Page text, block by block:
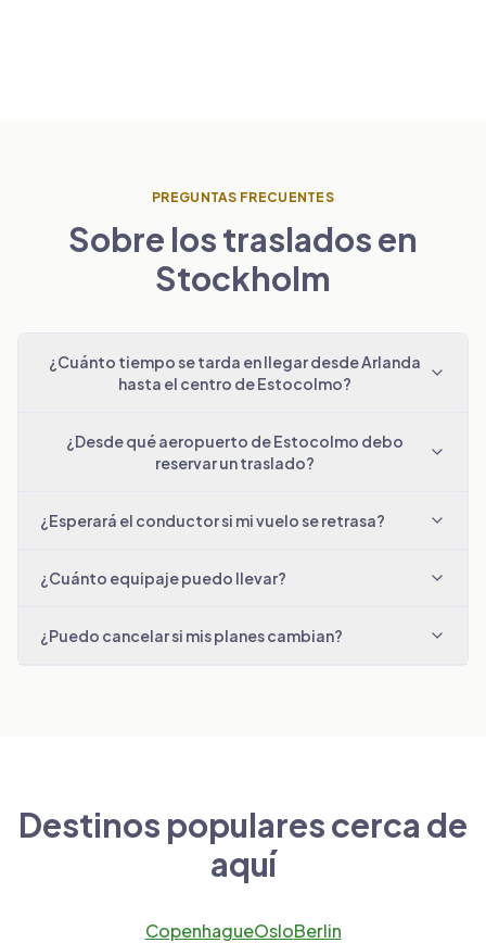
PREGUNTAS FRECUENTES
Sobre los traslados en
Stockholm
¿Cuánto tiempo se tarda en llegar desde Arlanda
hasta el centro de Estocolmo?
¿Desde qué aeropuerto de Estocolmo debo
reservar un traslado?
¿Esperará el conductor si mi vuelo se retrasa?
¿Cuánto equipaje puedo llevar?
¿Puedo cancelar si mis planes cambian?
Destinos populares cerca de
aquí
CopenhagueOsloBerlin